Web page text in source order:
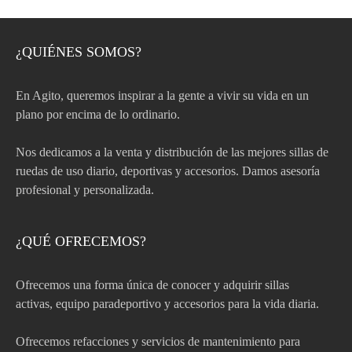
¿QUIÉNES SOMOS?
En Agito, queremos inspirar a la gente a vivir su vida en un
plano por encima de lo ordinario.
Nos dedicamos a la venta y distribución de las mejores sillas de
ruedas de uso diario, deportivas y accesorios. Damos asesoría
profesional y personalizada.
¿QUÉ OFRECEMOS?
Ofrecemos una forma única de conocer y adquirir sillas
activas, equipo paradeportivo y accesorios para la vida diaria.
Ofrecemos refacciones y servicios de mantenimiento para